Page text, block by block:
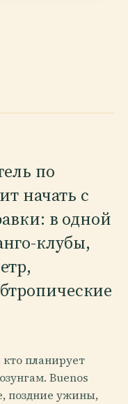
по
начать с
в одной
клубы,
планирует
Buenos
поздние ужины,